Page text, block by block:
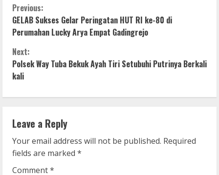
C
o
n
t
i
n
u
e
Previous:
GELAB Sukses Gelar Peringatan HUT RI ke-80 di
Perumahan Lucky Arya Empat Gadingrejo
Next:
Polsek Way Tuba Bekuk Ayah Tiri Setubuhi Putrinya Berkali
kali
Leave a Reply
Your email address will not be published. Required
fields are marked *
Comment*